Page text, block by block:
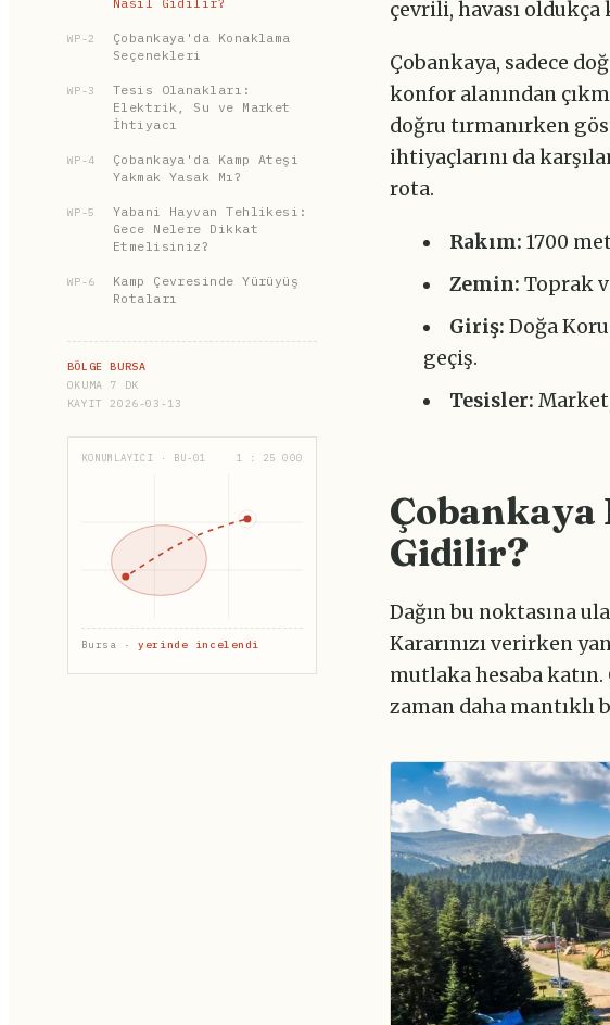
WP-2
Çobankaya'da Konaklama
Seçenekleri
WP-3
Tesis Olanakları:
Elektrik, Su ve Market
İhtiyacı
WP-4
Çobankaya'da Kamp Ateşi
Yakmak Yasak Mı?
WP-5
Yabani Hayvan Tehlikesi:
Gece Nelere Dikkat
Etmelisiniz?
WP-6
Kamp Çevresinde Yürüyüş
Rotaları
BÖLGE BURSA
OKUMA 7 DK
KAYIT 2026-03-13
KONUMLAYICI · BU-01 1 : 25 000
Bursa ·yerinde incelendi
çevrili, havası
Çobankaya, sadece
konfor alanından
doğru tırmanırken
ihtiyaçlarını da
rota.
Rakım: 1700
Zemin: Toprak
Giriş: Doğa
geçiş.
Tesisler:
Çobankaya
Gidilir?
Dağın bu noktasına
Kararınızı verirken
mutlaka hesaba katın.
zaman daha mantıklı